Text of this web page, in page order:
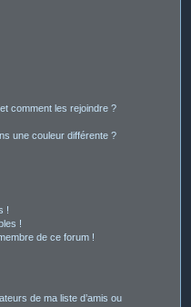
comment les rejoindre ?
une couleur différente ?
!
!
de ce forum !
de ma liste d’amis ou